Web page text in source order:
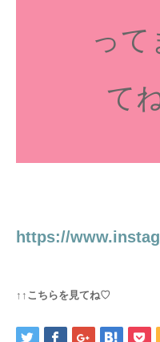
って
て
https://
↑↑こちらを見てね♡